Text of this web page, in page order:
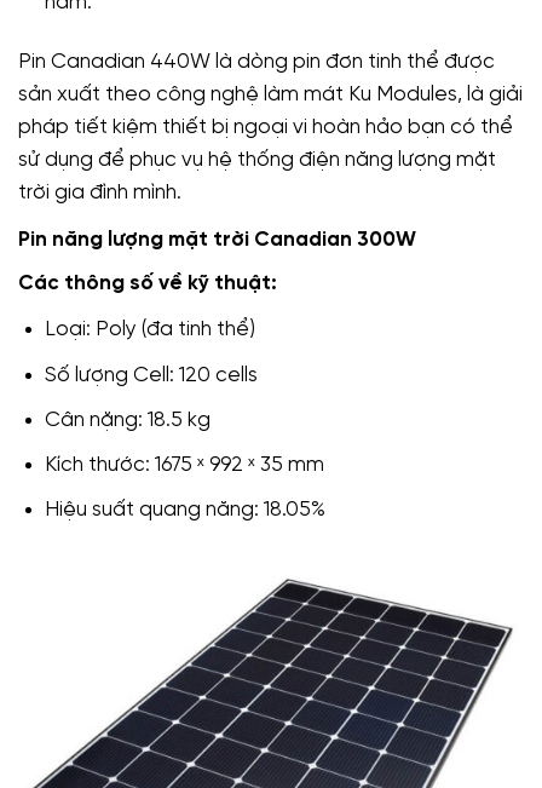
Pin Canadian 440W là dòng pin đơn tinh thể được
sản xuất theo công nghệ làm mát Ku Modules, là giải
pháp tiết kiệm thiết bị ngoại vi hoàn hảo bạn có thể
sử dụng để phục vụ hệ thống điện năng lượng mặt
trời gia đình mình.
Pin năng lượng mặt trời Canadian 300W
Các thông số về kỹ thuật:
Loại: Poly (đa tinh thể)
Số lượng Cell: 120 cells
Cân nặng: 18.5 kg
Kích thước: 1675 ˣ 992 ˣ 35 mm
Hiệu suất quang năng: 18.05%